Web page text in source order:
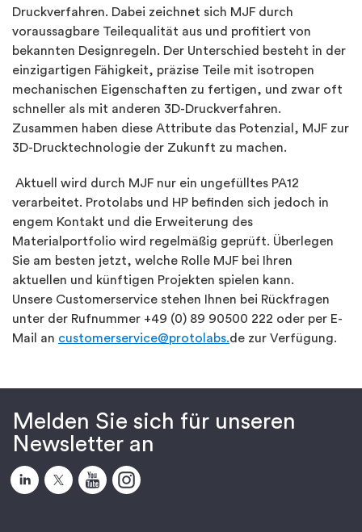
Druckverfahren. Dabei zeichnet sich MJF durch
voraussagbare Teilequalität aus und profitiert von
bekannten Designregeln. Der Unterschied besteht in der
einzigartigen Fähigkeit, präzise Teile mit isotropen
mechanischen Eigenschaften zu fertigen, und zwar oft
schneller als mit anderen 3D-Druckverfahren.
Zusammen haben diese Attribute das Potenzial, MJF zur
3D-Drucktechnologie der Zukunft zu machen.
Aktuell wird durch MJF nur ein ungefülltes PA12
verarbeitet. Protolabs und HP befinden sich jedoch in
engem Kontakt und die Erweiterung des
Materialportfolio wird regelmäßig geprüft. Überlegen
Sie am besten jetzt, welche Rolle MJF bei Ihren
aktuellen und künftigen Projekten spielen kann.
Unsere Customerservice stehen Ihnen bei Rückfragen
unter der Rufnummer +49 (0) 89 90500 222 oder per E-
Mail an customerservice@protolabs.de zur Verfügung.
Melden Sie sich für unseren
Newsletter an